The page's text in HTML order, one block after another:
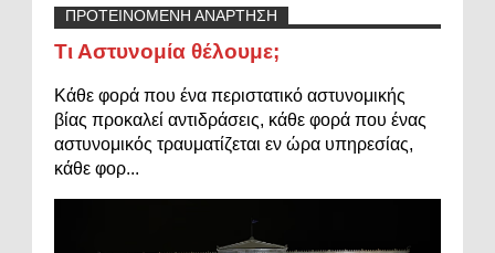
ΠΡΟΤΕΙΝΟΜΕΝΗ ΑΝΑΡΤΗΣΗ
Τι Αστυνομία θέλουμε;
Κάθε φορά που ένα περιστατικό αστυνομικής
βίας προκαλεί αντιδράσεις, κάθε φορά που ένας
αστυνομικός τραυματίζεται εν ώρα υπηρεσίας,
κάθε φορ...